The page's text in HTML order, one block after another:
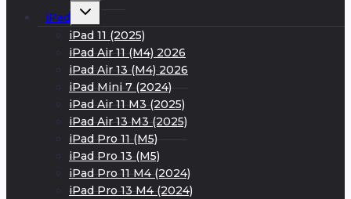
iPad
Развернуть
дочернее
меню
iPad 11 (2025)
iPad Air 11 (M4) 2026
iPad Air 13 (M4) 2026
iPad Mini 7 (2024)
iPad Air 11 M3 (2025)
iPad Air 13 M3 (2025)
iPad Pro 11 (M5)
iPad Pro 13 (M5)
iPad Pro 11 M4 (2024)
iPad Pro 13 M4 (2024)